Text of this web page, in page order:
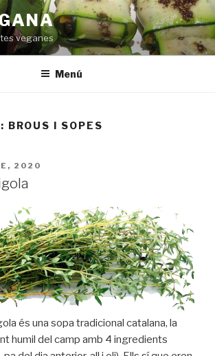
veganes
Menú
BROUS I SOPES
2020
és una sopa tradicional catalana, la
humil del camp amb 4 ingredients